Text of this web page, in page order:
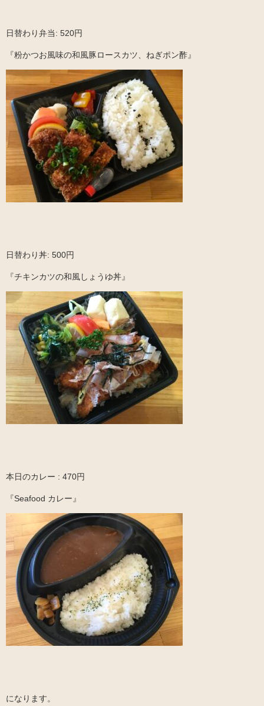
日替わり弁当: 520円
『粉かつお風味の和風豚ロースカツ、ねぎポン酢』
日替わり丼: 500円
『チキンカツの和風しょうゆ丼』
本日のカレー : 470円
『Seafood カレー』
になります。